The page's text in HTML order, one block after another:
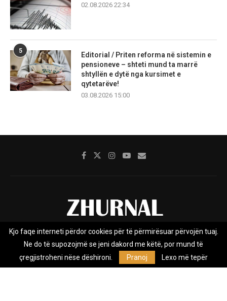
02.08.2026 22:34
5
Editorial / Priten reforma në sistemin e
pensioneve – shteti mund ta marrë
shtyllën e dytë nga kursimet e
qytetarëve!
03.08.2026 15:00
Rreth nesh Impresumi Marketing
Privacy Policy
Zhurnal.mk është Agjenci e Lajmeve e pavarur, e themeluar në vitin
Kjo faqe interneti përdor cookies për të përmirësuar përvojën tuaj.
Ne do të supozojmë se jeni dakord me këtë, por mund të
çregjistroheni nëse dëshironi.
Pranoj Lexo më tepër